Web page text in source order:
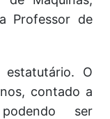
Professor de
O
contado a
ser